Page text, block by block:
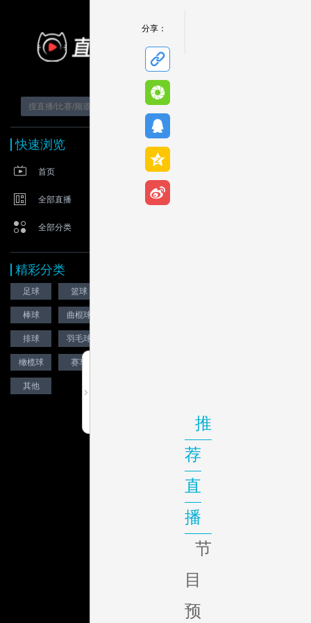
快速浏览
首页
全部直播
全部分类
精彩分类
足球 篮球
棒球 曲棍球
排球 羽毛球
橄榄球 赛车
其他
分享：
推
荐
直
播
节
目
预